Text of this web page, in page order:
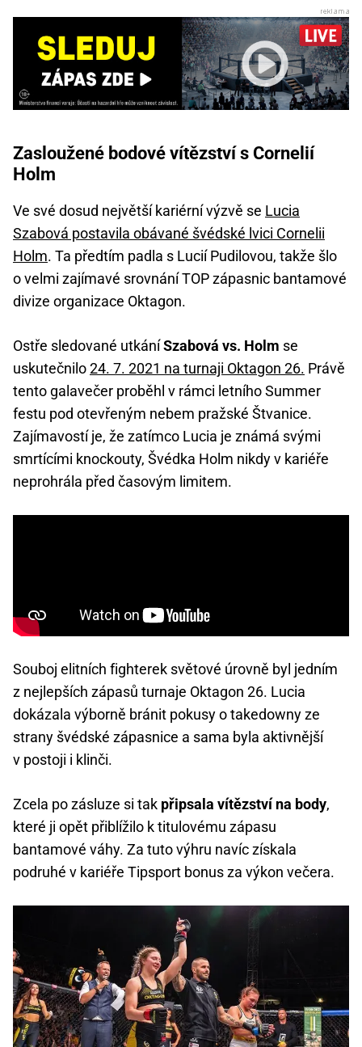
Zasloužené bodové vítězství s Cornelií
Holm
Ve své dosud největší kariérní výzvě se Lucia
Szabová postavila obávané švédské lvici Cornelii
Holm. Ta předtím padla s Lucií Pudilovou, takže šlo
o velmi zajímavé srovnání TOP zápasnic bantamové
divize organizace Oktagon.
Ostře sledované utkáníSzabová vs. Holm se
uskutečnilo24. 7. 2021 na turnaji Oktagon 26. Právě
tento galavečer proběhl v rámci letního Summer
festu pod otevřeným nebem pražské Štvanice.
Zajímavostí je, že zatímco Lucia je známá svými
smrtícími knockouty, Švédka Holm nikdy v kariéře
neprohrála před časovým limitem.
Souboj elitních fighterek světové úrovně byl jedním
z nejlepších zápasů turnaje Oktagon 26. Lucia
dokázala výborně bránit pokusy o takedowny ze
strany švédské zápasnice a sama byla aktivnější
v postoji i klinči.
Zcela po zásluze si tak připsala vítězství na body,
které ji opět přiblížilo k titulovému zápasu
bantamové váhy. Za tuto výhru navíc získala
podruhé v kariéře Tipsport bonus za výkon večera.